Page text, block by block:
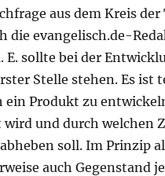
aus dem Kreis
die evangelisch.de-
E. sollte bei der
Stelle stehen. Es
ein Produkt zu
und durch welchen
soll. Im Prinzip
auch Gegenstand